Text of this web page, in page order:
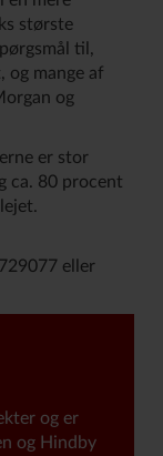
største
til,
og mange af
og
er stor
ca. 80 procent
eller
og er
og Hindby